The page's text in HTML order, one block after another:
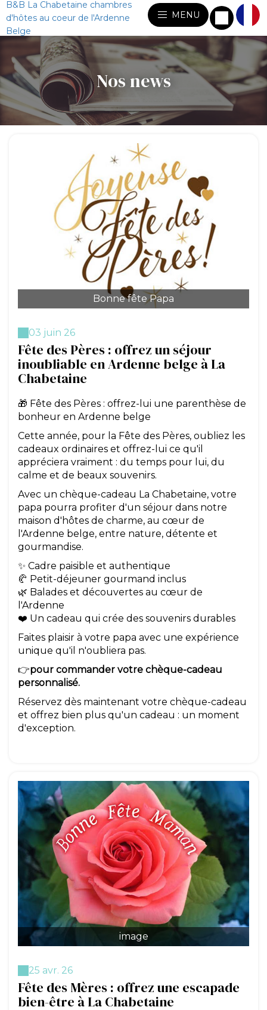
B&B La Chabetaine chambres
d'hôtes au coeur de l'Ardenne
Belge
MENU
Nos news
Bonne fête Papa
03 juin 26
Fête des Pères : offrez un séjour
inoubliable en Ardenne belge à La
Chabetaine
🎁 Fête des Pères : offrez-lui une parenthèse de
bonheur en Ardenne belge
Cette année, pour la Fête des Pères, oubliez les
cadeaux ordinaires et offrez-lui ce qu'il
appréciera vraiment : du temps pour lui, du
calme et de beaux souvenirs.
Avec un chèque-cadeau La Chabetaine, votre
papa pourra profiter d'un séjour dans notre
maison d'hôtes de charme, au cœur de
l'Ardenne belge, entre nature, détente et
gourmandise.
✨ Cadre paisible et authentique
🥐 Petit-déjeuner gourmand inclus
🌿 Balades et découvertes au cœur de
l'Ardenne
❤️ Un cadeau qui crée des souvenirs durables
Faites plaisir à votre papa avec une expérience
unique qu'il n'oubliera pas.
👉pour commander votre chèque-cadeau
personnalisé.
Réservez dès maintenant votre chèque-cadeau
et offrez bien plus qu'un cadeau : un moment
d'exception.
image
25 avr. 26
Fête des Mères : offrez une escapade
bien-être à La Chabetaine